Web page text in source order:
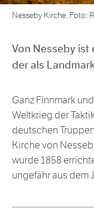
Nesseby Kirche. Foto:
Von Nesseby ist
der als
Ganz Finnmark
Weltkrieg der
deutschen
Kirche von
wurde 1858
ungefähr aus dem